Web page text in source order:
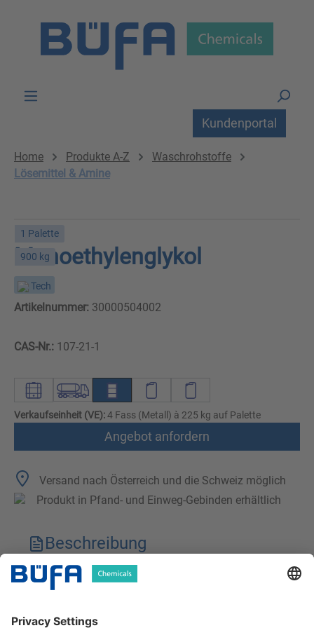
Kundenportal
Home Produkte A-Z
Waschrohstoffe
Lösemittel & Amine
1 Palette
900 kg
Monoethylenglykol
Tech
Artikelnummer: 30000504002
CAS-Nr.: 107-21-1
Verkaufseinheit (VE):4 Fass (Metall) à 225 kg auf Palette
Angebot anfordern
Versand nach Österreich und die Schweiz möglich
Produkt in Pfand- und Einweg-Gebinden erhältlich
Beschreibung
Technische Merkmale